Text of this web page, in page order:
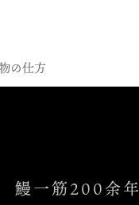
の仕方
鰻一筋200余年